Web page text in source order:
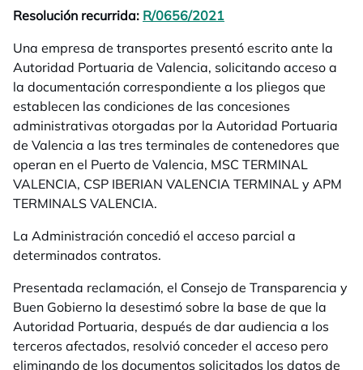
Resolución recurrida: R/0656/2021
Una empresa de transportes presentó escrito ante la
Autoridad Portuaria de Valencia, solicitando acceso a
la documentación correspondiente a los pliegos que
establecen las condiciones de las concesiones
administrativas otorgadas por la Autoridad Portuaria
de Valencia a las tres terminales de contenedores que
operan en el Puerto de Valencia, MSC TERMINAL
VALENCIA, CSP IBERIAN VALENCIA TERMINAL y APM
TERMINALS VALENCIA.
La Administración concedió el acceso parcial a
determinados contratos.
Presentada reclamación, el Consejo de Transparencia y
Buen Gobierno la desestimó sobre la base de que la
Autoridad Portuaria, después de dar audiencia a los
terceros afectados, resolvió conceder el acceso pero
eliminando de los documentos solicitados los datos de